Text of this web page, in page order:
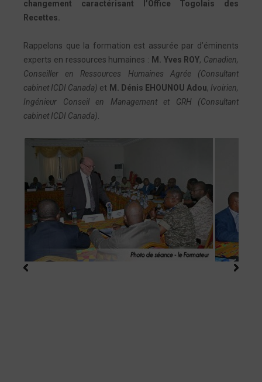
changement caractérisant l’Office Togolais des
Recettes.
Rappelons que la formation est assurée par d’éminents
experts en ressources humaines : M. Yves ROY, Canadien,
Conseiller en Ressources Humaines Agrée (Consultant
cabinet ICDI Canada) et M. Dénis EHOUNOU Adou, Ivoirien,
Ingénieur Conseil en Management et GRH (Consultant
cabinet ICDI Canada).